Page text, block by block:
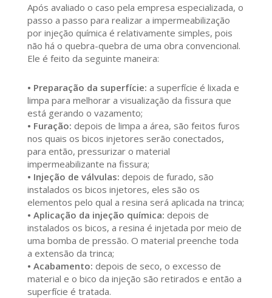
Após avaliado o caso pela empresa especializada, o
passo a passo para realizar a impermeabilização
por injeção química é relativamente simples, pois
não há o quebra-quebra de uma obra convencional.
Ele é feito da seguinte maneira:
• Preparação da superfície: a superfície é lixada e
limpa para melhorar a visualização da fissura que
está gerando o vazamento;
• Furação: depois de limpa a área, são feitos furos
nos quais os bicos injetores serão conectados,
para então, pressurizar o material
impermeabilizante na fissura;
• Injeção de válvulas: depois de furado, são
instalados os bicos injetores, eles são os
elementos pelo qual a resina será aplicada na trinca;
• Aplicação da injeção química: depois de
instalados os bicos, a resina é injetada por meio de
uma bomba de pressão. O material preenche toda
a extensão da trinca;
• Acabamento: depois de seco, o excesso de
material e o bico da injeção são retirados e então a
superfície é tratada.